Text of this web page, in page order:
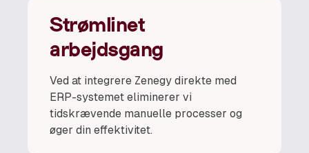
Strømlinet
arbejdsgang
Ved at integrere Zenegy direkte med
ERP-systemet eliminerer vi
tidskrævende manuelle processer og
øger din effektivitet.